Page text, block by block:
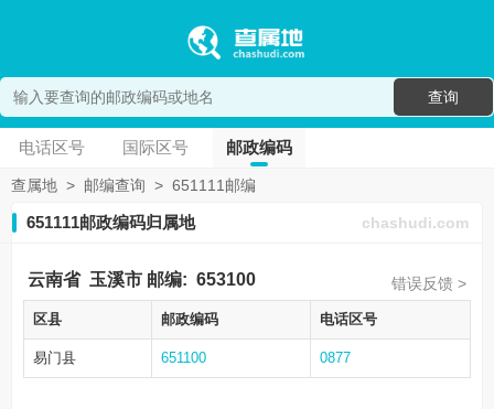
查询
电话区号 国际区号 邮政编码
查属地 > 邮编查询 > 651111邮编
651111邮政编码归属地 chashudi.com
云南省 玉溪市 邮编: 653100 错误反馈 >
区县 邮政编码 电话区号
易门县 651100 0877